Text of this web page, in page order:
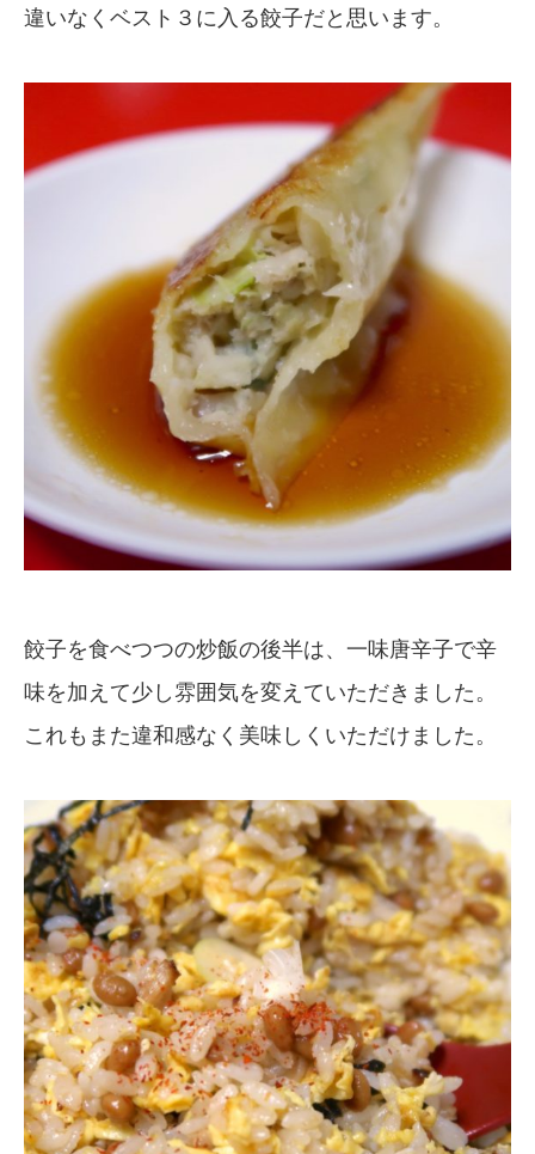
違いなくベスト３に入る餃子だと思います。
餃子を食べつつの炒飯の後半は、一味唐辛子で辛
味を加えて少し雰囲気を変えていただきました。
これもまた違和感なく美味しくいただけました。